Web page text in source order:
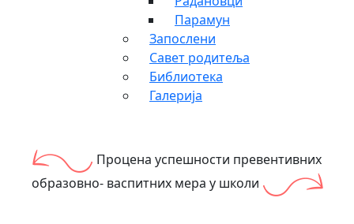
Парамун
Запослени
Савет родитеља
Библиотека
Галерија
Процена успешности превентивних
образовно- васпитних мера у школи